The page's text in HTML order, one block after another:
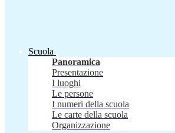
Scuola
Panoramica
Presentazione
I luoghi
Le persone
I numeri della scuola
Le carte della scuola
Organizzazione